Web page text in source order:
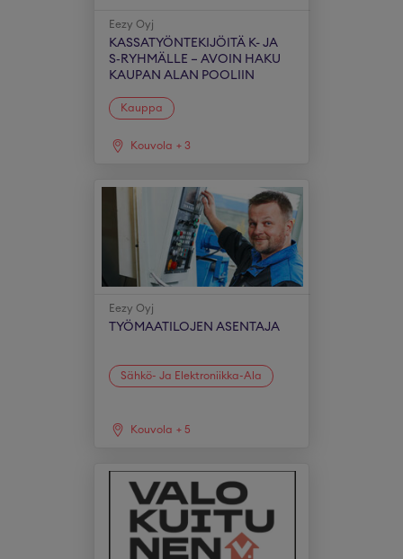
Eezy Oyj
KASSATYÖNTEKIJÖITÄ K- JA
S‑RYHMÄLLE – AVOIN HAKU
KAUPAN ALAN POOLIIN
Kauppa
Kouvola + 3
Eezy Oyj
TYÖMAATILOJEN ASENTAJA
Sähkö- Ja Elektroniikka-Ala
Kouvola + 5